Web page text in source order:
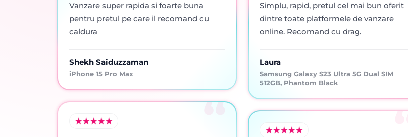
Vanzare super rapida si foarte buna
pentru pretul pe care il recomand cu
caldura
Shekh Saiduzzaman
iPhone 15 Pro Max
Simplu, rapid, pretul cel mai bun oferit
dintre toate platformele de vanzare
online. Recomand cu drag.
Laura
Samsung Galaxy S23 Ultra 5G Dual SIM
512GB, Phantom Black